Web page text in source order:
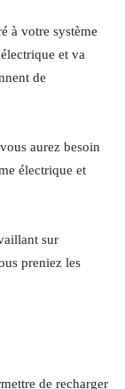
à votre système
et va
de
aurez besoin
électrique et
sur
preniez les
de recharger